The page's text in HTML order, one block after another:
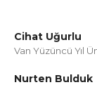
Cihat Uğurlu
Van Yüzüncü Yıl
Nurten Bulduk